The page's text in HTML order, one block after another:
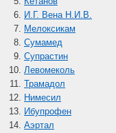
И.Г. Вена Н.И.В.
Мелоксикам
Сумамед
Супрастин
Левомеколь
Трамадол
Нимесил
Ибупрофен
Аэртал